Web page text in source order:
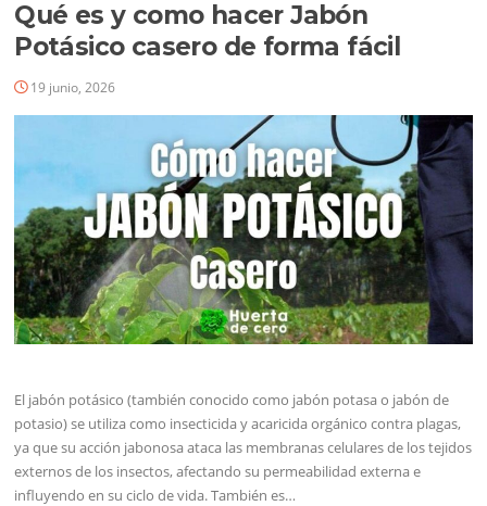
Qué es y como hacer Jabón
Potásico casero de forma fácil
19 junio, 2026
El jabón potásico (también conocido como jabón potasa o jabón de
potasio) se utiliza como insecticida y acaricida orgánico contra plagas,
ya que su acción jabonosa ataca las membranas celulares de los tejidos
externos de los insectos, afectando su permeabilidad externa e
influyendo en su ciclo de vida. También es…